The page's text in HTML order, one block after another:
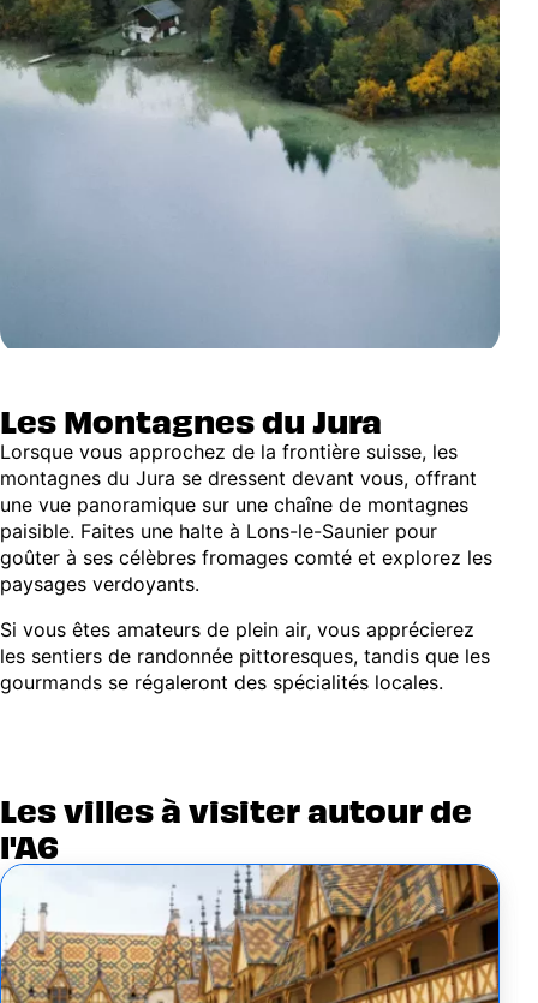
Les Montagnes du Jura
Lorsque vous approchez de la frontière suisse, les
montagnes du Jura se dressent devant vous, offrant
une vue panoramique sur une chaîne de montagnes
paisible. Faites une halte à Lons-le-Saunier pour
goûter à ses célèbres fromages comté et explorez les
paysages verdoyants.
Si vous êtes amateurs de plein air, vous apprécierez
les sentiers de randonnée pittoresques, tandis que les
gourmands se régaleront des spécialités locales.
Les villes à visiter autour de
l'A6
Image